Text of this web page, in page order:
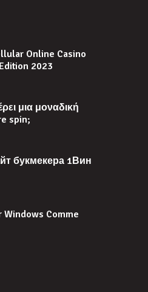
Online Casino
2023
μια μοναδική
spin;
букмекера 1Вин
Windows Comme